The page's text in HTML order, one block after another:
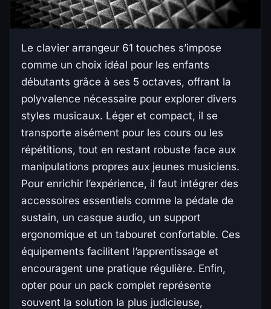
Le clavier arrangeur 61 touches s’impose
comme un choix idéal pour les enfants
débutants grâce à ses 5 octaves, offrant la
polyvalence nécessaire pour explorer divers
styles musicaux. Léger et compact, il se
transporte aisément pour les cours ou les
répétitions, tout en restant robuste face aux
manipulations propres aux jeunes musiciens.
Pour enrichir l’expérience, il faut intégrer des
accessoires essentiels comme la pédale de
sustain, un casque audio, un support
ergonomique et un tabouret confortable. Ces
équipements facilitent l’apprentissage et
encouragent une pratique régulière. Enfin,
opter pour un pack complet représente
souvent la solution la plus judicieuse,